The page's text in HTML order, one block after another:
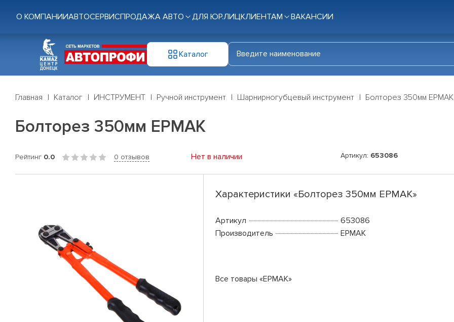
О КОМПАНИИАВТОСЕРВИСПРОДАЖА АВТО ДЛЯ ЮР.ЛИЦКЛИЕНТАМ ВАКАНСИИ
Каталог
Главная Каталог ИНСТРУМЕНТ Ручной инструмент Шарнирногубцевый инструмент Болторез 350мм ЕРМАК
Болторез 350мм ЕРМАК
Рейтинг 0.0 0 отзывов Нет в наличии Артикул: 653086
Характеристики «Болторез 350мм ЕРМАК»
Артикул
653086
Производитель
ЕРМАК
Все товары «ЕРМАК»